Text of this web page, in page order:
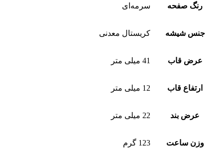
رنگ صفحه سرمه‌ای
جنس شیشه کریستال معدنی
عرض قاب 41 میلی متر
ارتفاع قاب 12 میلی متر
عرض بند 22 میلی متر
وزن ساعت 123 گرم